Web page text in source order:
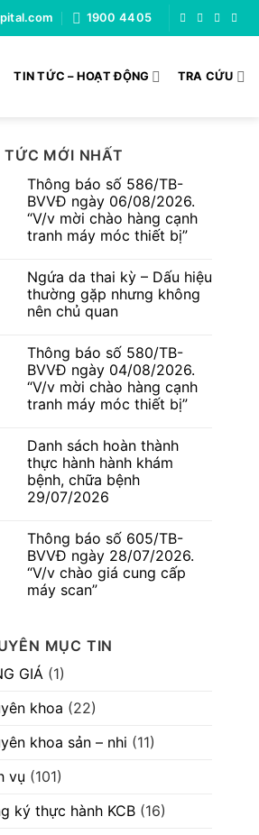
1900 4405
TIN TỨC – HOẠT ĐỘNG TRA CỨU
TỨC MỚI NHẤT
Thông báo số 586/TB-
BVVĐ ngày 06/08/2026.
“V/v mời chào hàng cạnh
tranh máy móc thiết bị”
bình
luận
ở
Thông
586/TB-
BVVĐ
ngày
06/08/2026.
“V/v
mời
cạnh
tranh
máy
móc
thiết
bị”
Ngứa da thai kỳ – Dấu hiệu
thường gặp nhưng không
nên chủ quan
bình
luận
ở
Ngứa
da
thai
Dấu
hiệu
thường
gặp
nhưng
không
quan
Thông báo số 580/TB-
BVVĐ ngày 04/08/2026.
“V/v mời chào hàng cạnh
tranh máy móc thiết bị”
bình
luận
ở
Thông
báo
số
ngày
04/08/2026.
“V/v
mời
chào
hàng
móc
bị”
Danh sách hoàn thành
thực hành hành khám
bệnh, chữa bệnh
29/07/2026
bình
luận
ở
Danh
sách
hoàn
hành
bệnh,
chữa
29/07/2026
Thông báo số 605/TB-
BVVĐ ngày 28/07/2026.
“V/v chào giá cung cấp
máy scan”
luận
ở
Thông
báo
605/TB-
BVVĐ
28/07/2026.
“V/v
giá
cung
máy
scan”
MỤC TIN
GIÁ (1)
khoa (22)
khoa sản – nhi (11)
vụ (101)
ký thực hành KCB (16)